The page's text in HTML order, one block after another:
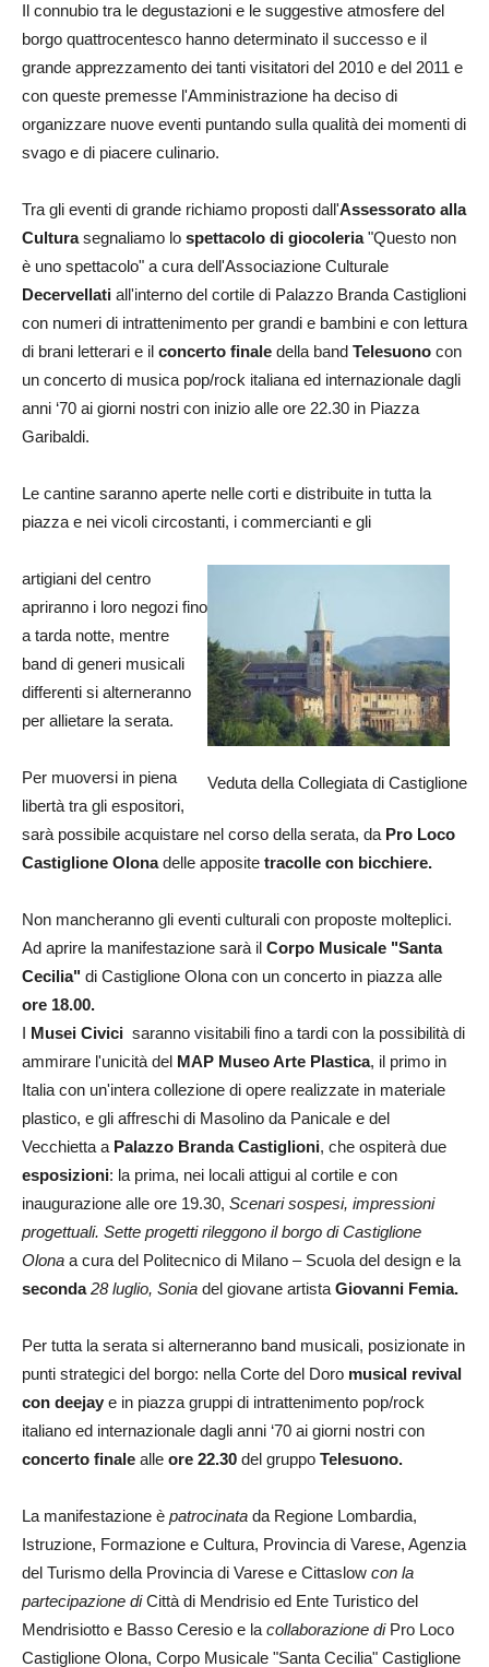
Il connubio tra le degustazioni e le suggestive atmosfere del
borgo quattrocentesco hanno determinato il successo e il
grande apprezzamento dei tanti visitatori del 2010 e del 2011 e
con queste premesse l'Amministrazione ha deciso di
organizzare nuove eventi puntando sulla qualità dei momenti di
svago e di piacere culinario.
Tra gli eventi di grande richiamo proposti dall'Assessorato alla
Culturasegnaliamo lo spettacolo di giocoleria"Questo non
è uno spettacolo" a cura dell'Associazione Culturale
Decervellati all'interno del cortile di Palazzo Branda Castiglioni
con numeri di intrattenimento per grandi e bambini e con lettura
di brani letterari e il concerto finale della band Telesuono con
un concerto di musica pop/rock italiana ed internazionale dagli
anni ‘70 ai giorni nostri con inizio alle ore 22.30 in Piazza
Garibaldi.
Le cantine saranno aperte nelle corti e distribuite in tutta la
piazza e nei vicoli circostanti, i commercianti e gli
Veduta della Collegiata di Castiglione
artigiani del centro
apriranno i loro negozi fino
a tarda notte, mentre
band di generi musicali
differenti si alterneranno
per allietare la serata.
Per muoversi in piena
libertà tra gli espositori,
sarà possibile acquistare nel corso della serata, da Pro Loco
Castiglione Olonadelle apposite tracolle con bicchiere.
Non mancheranno gli eventi culturali con proposte molteplici.
Ad aprire la manifestazione sarà il Corpo Musicale "Santa
Cecilia" di Castiglione Olona con un concerto in piazza alle
ore 18.00.
I Musei Civici saranno visitabili fino a tardi con la possibilità di
ammirare l'unicità del MAP Museo Arte Plastica, il primo in
Italia con un'intera collezione di opere realizzate in materiale
plastico, e gli affreschi di Masolino da Panicale e del
Vecchietta a Palazzo Branda Castiglioni, che ospiterà due
esposizioni: la prima, nei locali attigui al cortile e con
inaugurazione alle ore 19.30, Scenari sospesi, impressioni
progettuali. Sette progetti rileggono il borgo di Castiglione
Olona a cura del Politecnico di Milano – Scuola del design e la
seconda 28 luglio, Sonia del giovane artista Giovanni Femia.
Per tutta la serata si alterneranno band musicali, posizionate in
punti strategici del borgo: nella Corte del Doro musical revival
con deejay e in piazza gruppi di intrattenimento pop/rock
italiano ed internazionale dagli anni ‘70 ai giorni nostri con
concerto finale alle ore 22.30 del gruppo Telesuono.
La manifestazione è patrocinata da Regione Lombardia,
Istruzione, Formazione e Cultura, Provincia di Varese, Agenzia
del Turismo della Provincia di Varese e Cittaslow con la
partecipazione diCittà di Mendrisio ed Ente Turistico del
Mendrisiotto e Basso Ceresio e la collaborazione diPro Loco
Castiglione Olona, Corpo Musicale "Santa Cecilia" Castiglione